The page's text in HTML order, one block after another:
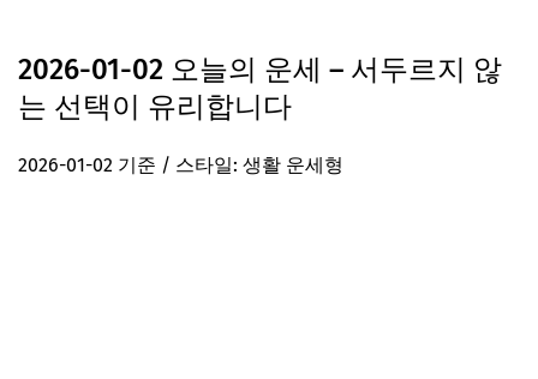
2026-01-02 오늘의 운세 – 서두르지 않
는 선택이 유리합니다
2026-01-02 기준 / 스타일: 생활 운세형